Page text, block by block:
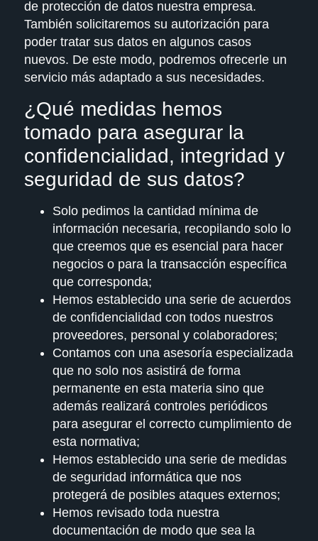
de protección de datos nuestra empresa.
También solicitaremos su autorización para
poder tratar sus datos en algunos casos
nuevos. De este modo, podremos ofrecerle un
servicio más adaptado a sus necesidades.
¿Qué medidas hemos
tomado para asegurar la
confidencialidad, integridad y
seguridad de sus datos?
Solo pedimos la cantidad mínima de
información necesaria, recopilando solo lo
que creemos que es esencial para hacer
negocios o para la transacción específica
que corresponda;
Hemos establecido una serie de acuerdos
de confidencialidad con todos nuestros
proveedores, personal y colaboradores;
Contamos con una asesoría especializada
que no solo nos asistirá de forma
permanente en esta materia sino que
además realizará controles periódicos
para asegurar el correcto cumplimiento de
esta normativa;
Hemos establecido una serie de medidas
de seguridad informática que nos
protegerá de posibles ataques externos;
Hemos revisado toda nuestra
documentación de modo que sea la